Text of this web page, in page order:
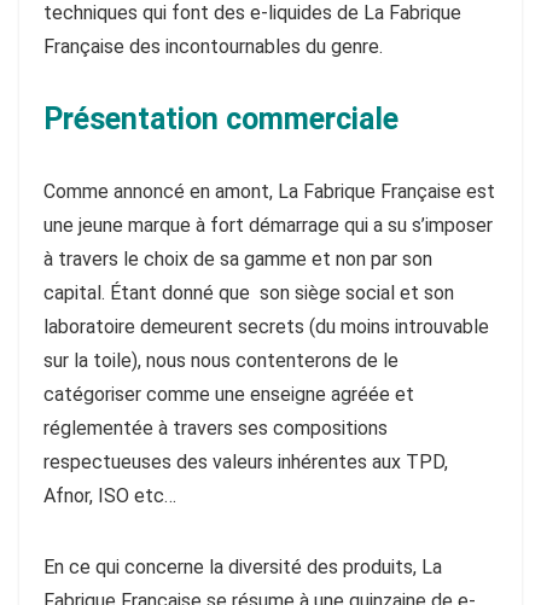
techniques qui font des e-liquides de La Fabrique
Française des incontournables du genre.
Présentation commerciale
Comme annoncé en amont, La Fabrique Française est
une jeune marque à fort démarrage qui a su s’imposer
à travers le choix de sa gamme et non par son
capital. Étant donné que son siège social et son
laboratoire demeurent secrets (du moins introuvable
sur la toile), nous nous contenterons de le
catégoriser comme une enseigne agréée et
réglementée à travers ses compositions
respectueuses des valeurs inhérentes aux TPD,
Afnor, ISO etc…
En ce qui concerne la diversité des produits, La